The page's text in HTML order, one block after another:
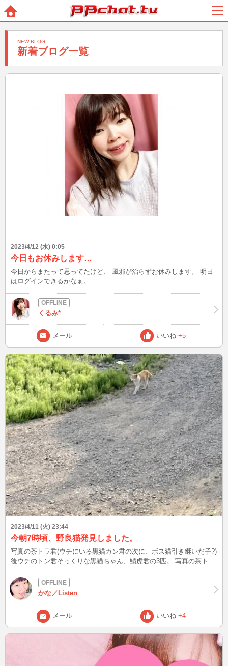
BBchatTV
新着ブログ一覧
NEW BLOG
2023/4/12 (水) 0:05
今日もお休みします…
今日からまたって思ってたけど、 風邪が治らずお休みします。 明日
はログインできるかなぁ。
くるみ*
メール いいね +5
2023/4/11 (火) 23:44
今朝7時頃、野良猫発見しました。
写真の茶トラ君(ウチにいる黒猫カン君の次に、ボス猫引き継いだ子?)
後ウチのトン君そっくりな黒猫ちゃん、鯖虎君の3匹。 写真の茶トラ
ちの近所は、また猫ちゃん繁殖しそう(;´Д｀)
かな／Listen
メール いいね +4